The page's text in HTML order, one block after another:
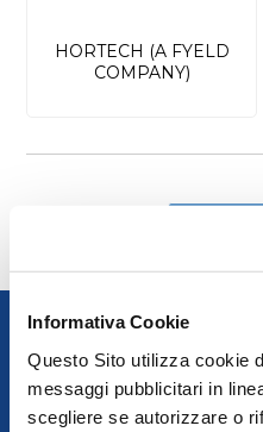
Informativa Cookie
Questo Sito utilizza cookie
messaggi pubblicitari in
scegliere se autorizzare o
HORTECH (A FYELD
COMPANY)
Italian Agricultural